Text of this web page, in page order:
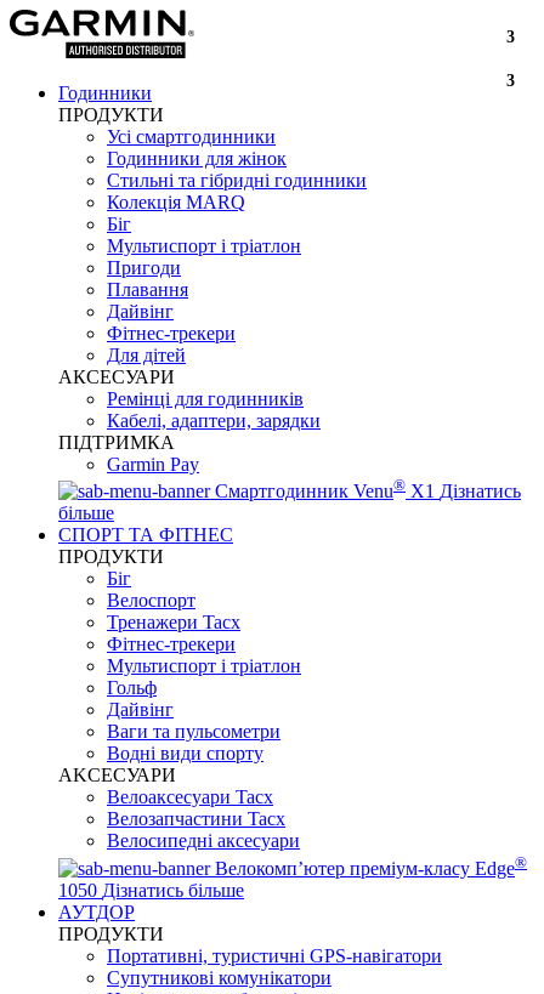
Годинники
ПРОДУКТИ
Усі смартгодинники
Годинники для жінок
Стильні та гібридні годинники
Колекція MARQ
Біг
Мультиспорт і тріатлон
Пригоди
Плавання
Дайвінг
Фітнес-трекери
Для дітей
АКСЕСУАРИ
Ремінці для годинників
Кабелі, адаптери, зарядки
ПІДТРИМКА
Garmin Pay
Смартгодинник Venu® X1 Дізнатись
більше
СПОРТ ТА ФІТНЕС
ПРОДУКТИ
Біг
Велоспорт
Тренажери Tacx
Фітнес-трекери
Мультиспорт і тріатлон
Гольф
Дайвінг
Ваги та пульсометри
Водні види спорту
AKCЕСУАРИ
Велоаксесуари Tacx
Велозапчастини Tacx
Велосипедні аксесуари
Велокомп’ютер преміум-класу Edge®
1050 Дізнатись більше
АУТДОР
ПРОДУКТИ
Портативні, туристичні GPS-навігатори
Супутникові комунікатори
3
3